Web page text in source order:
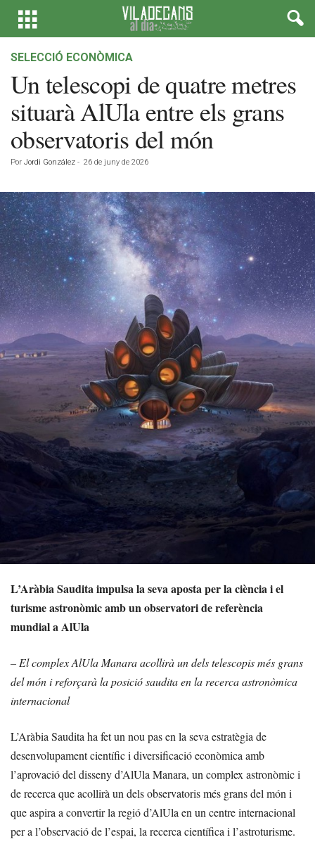
SELECCIÓ ECONÒMICA
Un telescopi de quatre metres
situarà AlUla entre els grans
observatoris del món
Por Jordi González - 26 de juny de 2026
L’Aràbia Saudita impulsa la seva aposta per la ciència i el
turisme astronòmic amb un observatori de referència
mundial a AlUla
– El complex AlUla Manara acollirà un dels telescopis més grans
del món i reforçarà la posició saudita en la recerca astronòmica
internacional
L’Aràbia Saudita ha fet un nou pas en la seva estratègia de
desenvolupament científic i diversificació econòmica amb
l’aprovació del disseny d’AlUla Manara, un complex astronòmic i
de recerca que acollirà un dels observatoris més grans del món i
que aspira a convertir la regió d’AlUla en un centre internacional
per a l’observació de l’espai, la recerca científica i l’astroturisme.